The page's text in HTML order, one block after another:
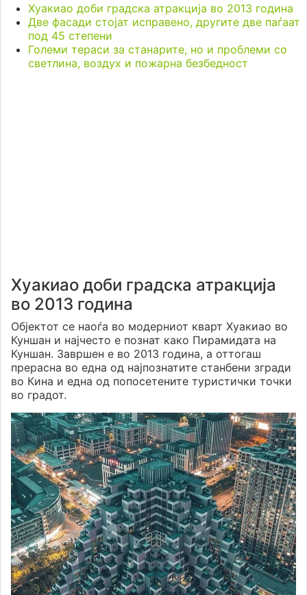
Хуакиао доби градска атракција во 2013 година
Две фасади стојат исправено, другите две паѓаат
под 45 степени
Големи тераси за станарите, но и проблеми со
светлина, воздух и пожарна безбедност
Хуакиао доби градска атракција
во 2013 година
Објектот се наоѓа во модерниот кварт Хуакиао во
Куншан и најчесто е познат како Пирамидата на
Куншан. Завршен е во 2013 година, а оттогаш
прерасна во една од најпознатите станбени згради
во Кина и една од попосетените туристички точки
во градот.